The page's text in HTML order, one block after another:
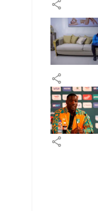
share
share
share